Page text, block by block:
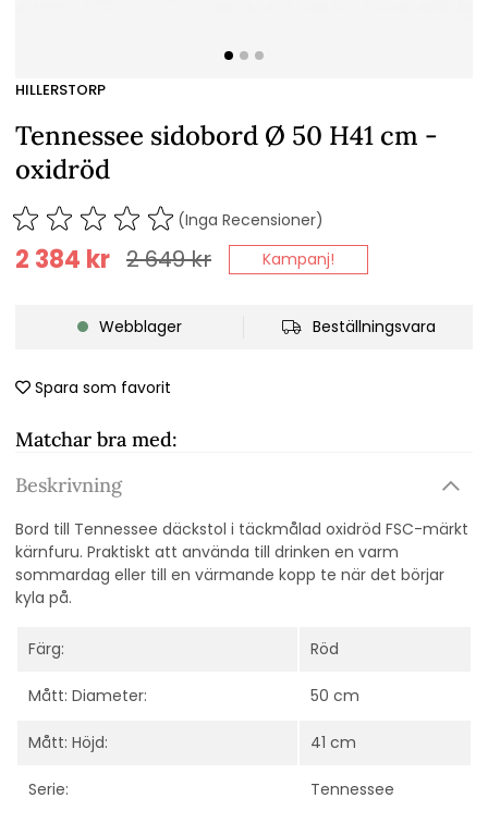
HILLERSTORP
Tennessee sidobord Ø 50 H41 cm -
oxidröd
(Inga Recensioner)
2 649kr
2 384 kr Kampanj!
Webblager Beställningsvara
Spara som favorit
Matchar bra med:
Beskrivning
Bord till Tennessee däckstol i täckmålad oxidröd FSC-märkt
kärnfuru. Praktiskt att använda till drinken en varm
sommardag eller till en värmande kopp te när det börjar
kyla på.
Färg: Röd
Mått: Diameter: 50 cm
Mått: Höjd: 41 cm
Serie: Tennessee